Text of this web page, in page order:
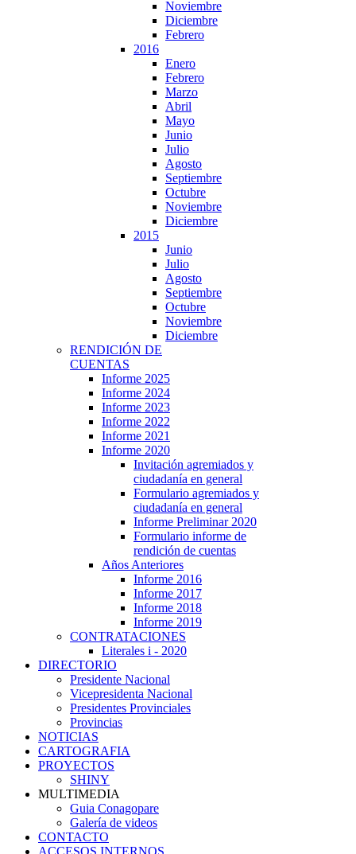
Noviembre
Diciembre
Febrero
2016
Enero
Febrero
Marzo
Abril
Mayo
Junio
Julio
Agosto
Septiembre
Octubre
Noviembre
Diciembre
2015
Junio
Julio
Agosto
Septiembre
Octubre
Noviembre
Diciembre
RENDICIÓN DE
CUENTAS
Informe 2025
Informe 2024
Informe 2023
Informe 2022
Informe 2021
Informe 2020
Invitación agremiados y
ciudadanía en general
Formulario agremiados y
ciudadanía en general
Informe Preliminar 2020
Formulario informe de
rendición de cuentas
Años Anteriores
Informe 2016
Informe 2017
Informe 2018
Informe 2019
CONTRATACIONES
Literales i - 2020
DIRECTORIO
Presidente Nacional
Vicepresidenta Nacional
Presidentes Provinciales
Provincias
NOTICIAS
CARTOGRAFIA
PROYECTOS
SHINY
MULTIMEDIA
Guia Conagopare
Galería de videos
CONTACTO
ACCESOS INTERNOS